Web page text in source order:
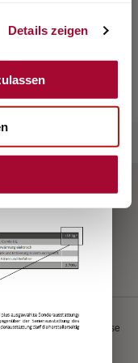
Details zeigen
Sicherheitshinweise